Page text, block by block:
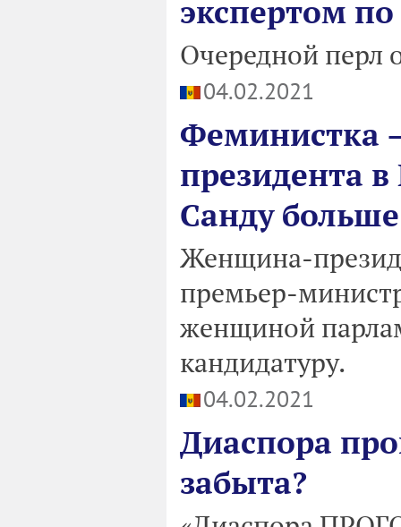
экспертом
Очередной перл
04.02.2021
Феминистка
президента
Санду
Женщина-
премьер-
женщиной
кандидатуру.
04.02.2021
Диаспора
забыта?